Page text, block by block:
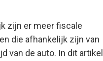
zijn er meer fiscale
die afhankelijk zijn van
van de auto. In dit artikel